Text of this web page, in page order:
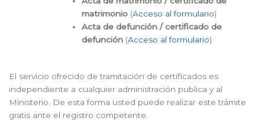
matrimonio (Acceso al formulario)
Acta de defunción / certificado de
defunción (Acceso al formulario)
El servicio ofrecido de tramitación de certificados es
independiente a cualquier administración publica y al
Ministerio. De esta forma usted puede realizar este trámite
gratis ante el registro competente.